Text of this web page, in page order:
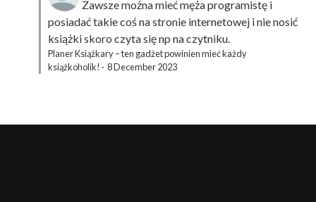
Zawsze można mieć męża programistę i
posiadać takie coś na stronie internetowej i nie nosić
książki skoro czyta się np na czytniku.
Planer Książkary – ten gadżet powinien mieć każdy
książkoholik! · 8 December 2023